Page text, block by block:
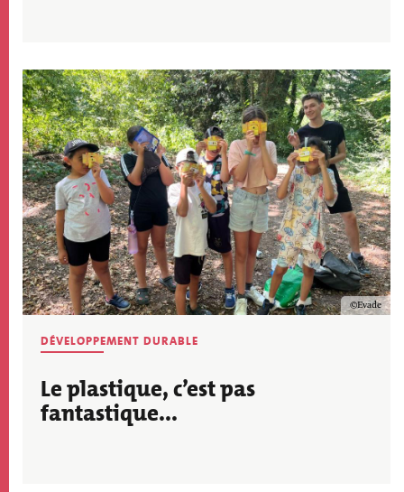
Image
Evade
THÉMATIQUE
DÉVELOPPEMENT DURABLE
Le plastique, c’est pas
fantastique...